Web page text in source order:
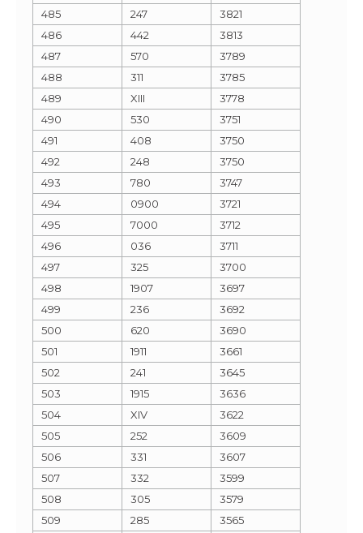
485
247
3821
486
442
3813
487
570
3789
488
311
3785
489
XIII
3778
490
530
3751
491
408
3750
492
248
3750
493
780
3747
494
0900
3721
495
7000
3712
496
036
3711
497
325
3700
498
1907
3697
499
236
3692
500
620
3690
501
1911
3661
502
241
3645
503
1915
3636
504
XIV
3622
505
252
3609
506
331
3607
507
332
3599
508
305
3579
509
285
3565